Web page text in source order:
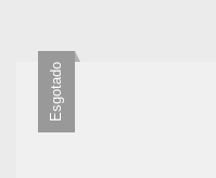
Esgotado